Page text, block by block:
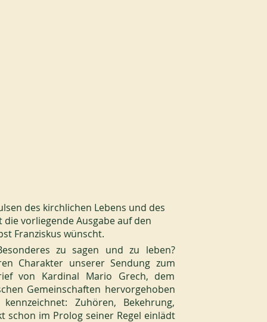
des kirchlichen Lebens und des
vorliegende Ausgabe auf den
Franziskus wünscht.
zu sagen und zu leben?
Charakter unserer Sendung zum
von Kardinal Mario Grech, dem
Gemeinschaften hervorgehoben
Zuhören, Bekehrung,
schon im Prolog seiner Regel einlädt